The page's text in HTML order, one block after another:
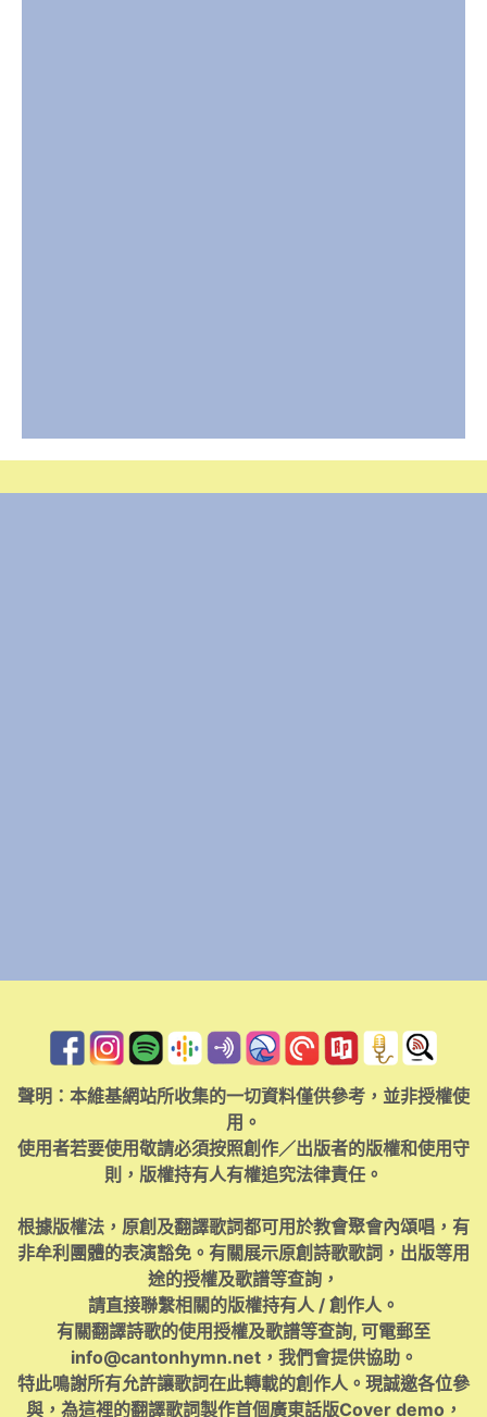
聲明：本維基網站所收集的一切資料僅供參考，並非授權使
用。
使用者若要使用敬請必須按照創作／出版者的版權和使用守
則，版權持有人有權追究法律責任。
根據版權法，原創及翻譯歌詞都可用於教會聚會內頌唱，有
非牟利團體的表演豁免。有關展示原創詩歌歌詞，出版等用
途的授權及歌譜等查詢，
請直接聯繫相關的版權持有人 / 創作人。
有關翻譯詩歌的使用授權及歌譜等查詢, 可電郵至
info@cantonhymn.net，我們會提供協助。
特此鳴謝所有允許讓歌詞在此轉載的創作人。現誠邀各位參
與，為這裡的翻譯歌詞製作首個廣東話版Cover demo，